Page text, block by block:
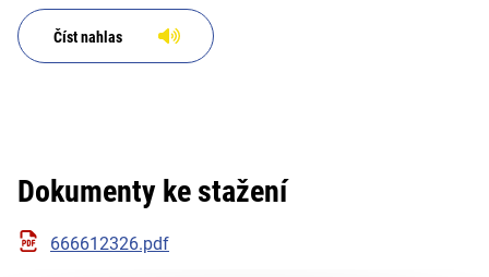
okresu Karviná
Číst nahlas
Dokumenty ke stažení
666612326.pdf